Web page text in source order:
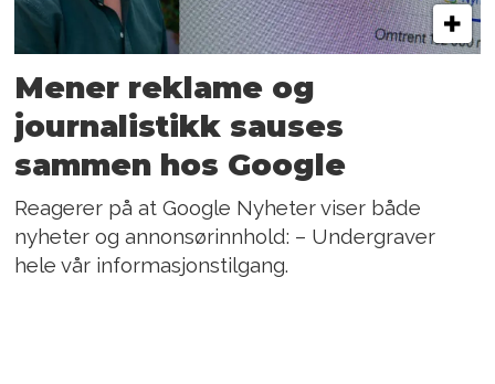
Mener reklame og
journalistikk sauses
sammen hos Google
Reagerer på at Google Nyheter viser både
nyheter og annonsørinnhold: – Undergraver
hele vår informasjonstilgang.